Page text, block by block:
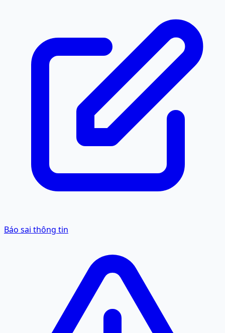
Báo sai thông tin